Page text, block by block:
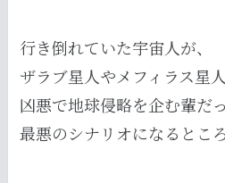
行き倒れていた宇宙人が、
ザラブ星人やメフィラス星
凶悪で地球侵略を企む輩だっ
最悪のシナリオになるとこ